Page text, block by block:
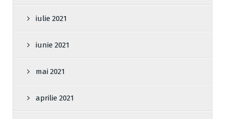
iulie 2021
iunie 2021
mai 2021
aprilie 2021